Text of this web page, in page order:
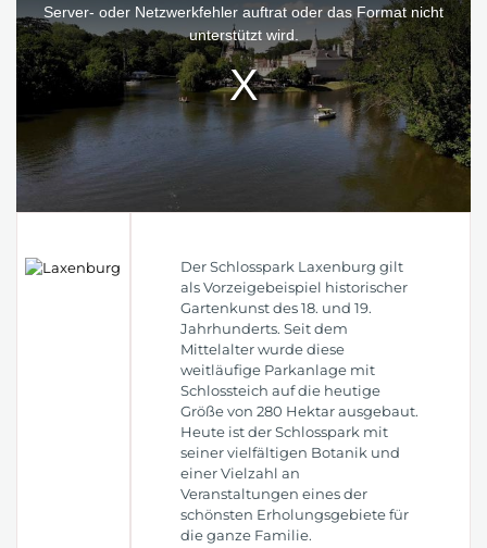
window.Server- oder Netzwerkfehler auftrat oder das Format nicht
unterstützt wird.
Der Schlosspark Laxenburg gilt
als Vorzeigebeispiel historischer
Gartenkunst des 18. und 19.
Jahrhunderts. Seit dem
Mittelalter wurde diese
weitläufige Parkanlage mit
Schlossteich auf die heutige
Größe von 280 Hektar ausgebaut.
Heute ist der Schlosspark mit
seiner vielfältigen Botanik und
einer Vielzahl an
Veranstaltungen eines der
schönsten Erholungsgebiete für
die ganze Familie.